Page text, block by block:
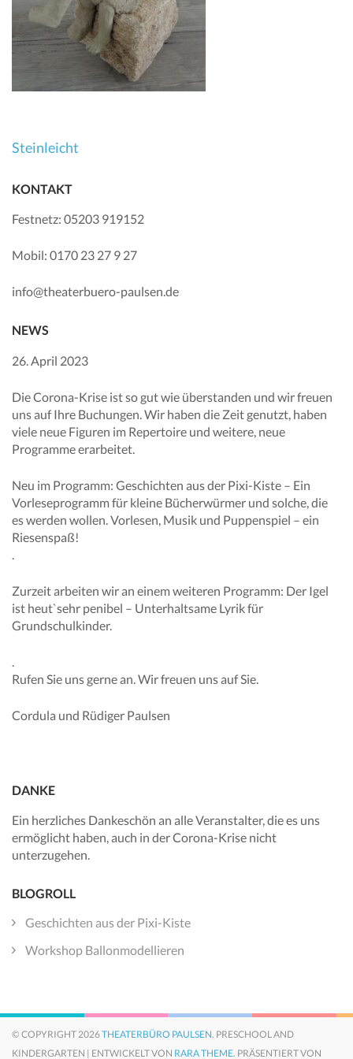
Beitragsnavigation
Steinleicht
KONTAKT
Festnetz: 05203 919152
Mobil: 0170 23 27 9 27
info@theaterbuero-paulsen.de
NEWS
26. April 2023
Die Corona-Krise ist so gut wie überstanden und wir freuen
uns auf Ihre Buchungen. Wir haben die Zeit genutzt, haben
viele neue Figuren im Repertoire und weitere, neue
Programme erarbeitet.
Neu im Programm: Geschichten aus der Pixi-Kiste – Ein
Vorleseprogramm für kleine Bücherwürmer und solche, die
es werden wollen. Vorlesen, Musik und Puppenspiel – ein
Riesenspaß!
Zurzeit arbeiten wir an einem weiteren Programm: Der Igel
ist heut`sehr penibel – Unterhaltsame Lyrik für
Grundschulkinder.
Rufen Sie uns gerne an. Wir freuen uns auf Sie.
Cordula und Rüdiger Paulsen
DANKE
Ein herzliches Dankeschön an alle Veranstalter, die es uns
ermöglicht haben, auch in der Corona-Krise nicht
unterzugehen.
BLOGROLL
Geschichten aus der Pixi-Kiste
Workshop Ballonmodellieren
© COPYRIGHT 2026THEATERBÜRO PAULSEN. PRESCHOOL AND
KINDERGARTEN | ENTWICKELT VON RARA THEME. PRÄSENTIERT VON